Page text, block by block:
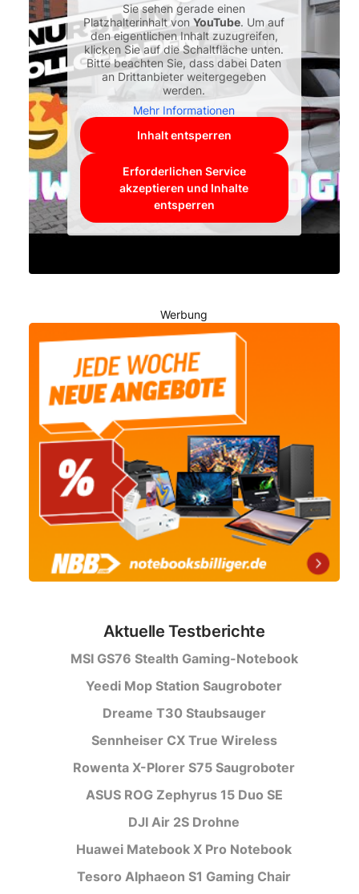
Sie sehen gerade einen
Platzhalterinhalt vonYouTube. Um auf
den eigentlichen Inhalt zuzugreifen,
klicken Sie auf die Schaltfläche unten.
Bitte beachten Sie, dass dabei Daten
an Drittanbieter weitergegeben
werden.
Mehr Informationen
Inhalt entsperren
Erforderlichen Service
akzeptieren und Inhalte
entsperren
Werbung
Aktuelle Testberichte
MSI GS76 Stealth Gaming-Notebook
Yeedi Mop Station Saugroboter
Dreame T30 Staubsauger
Sennheiser CX True Wireless
Rowenta X-Plorer S75 Saugroboter
ASUS ROG Zephyrus 15 Duo SE
DJI Air 2S Drohne
Huawei Matebook X Pro Notebook
Tesoro Alphaeon S1 Gaming Chair